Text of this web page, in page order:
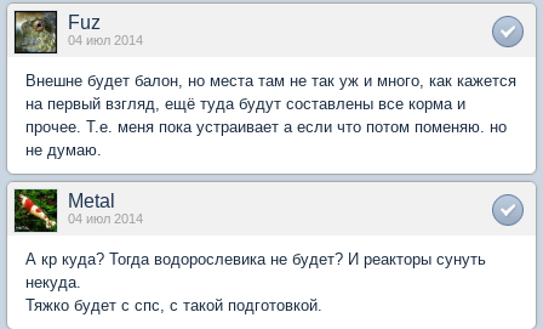
Fuz
04 июл 2014
Внешне будет балон, но места там не так уж и много, как кажется
на первый взгляд, ещё туда будут составлены все корма и
прочее. Т.е. меня пока устраивает а если что потом поменяю. но
не думаю.
Metal
04 июл 2014
А кр куда? Тогда водорослевика не будет? И реакторы сунуть
некуда.
Тяжко будет с спс, с такой подготовкой.